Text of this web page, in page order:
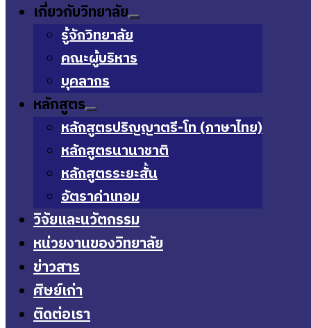
เกี่ยวกับวิทยาลัย
รู้จักวิทยาลัย
คณะผู้บริหาร
บุคลากร
หลักสูตร
หลักสูตรปริญญาตรี-โท (ภาษาไทย)
หลักสูตรนานาชาติ
หลักสูตรระยะสั้น
อัตราค่าเทอม
วิจัยและนวัตกรรม
หน่วยงานของวิทยาลัย
ข่าวสาร
ศิษย์เก่า
ติดต่อเรา